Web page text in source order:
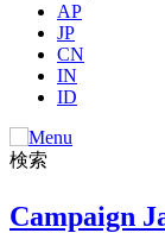
AP
JP
CN
IN
ID
検索
Campaign